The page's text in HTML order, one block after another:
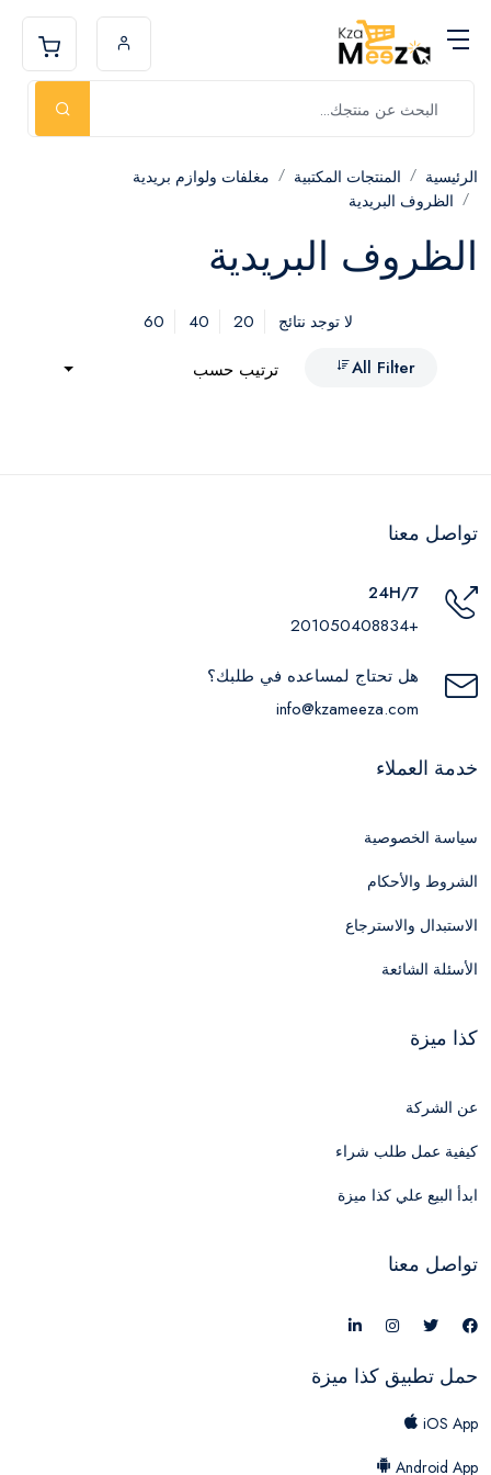
الرئيسية المنتجات المكتبية
مغلفات ولوازم بريدية
الظروف البريدية
الظروف البريدية
لا توجد نتائج 20
40
60
All Filter
ترتيب حسب
تواصل معنا
24H/7
+201050408834
هل تحتاج لمساعده في طلبك؟
info@kzameeza.com
خدمة العملاء
سياسة الخصوصية
الشروط والأحكام
الاستبدال والاسترجاع
الأسئلة الشائعة
كذا ميزة
عن الشركة
كيفية عمل طلب شراء
ابدأ البيع علي كذا ميزة
تواصل معنا
حمل تطبيق كذا ميزة
iOS App
Android App